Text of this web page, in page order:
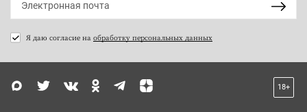
Я даю согласие на обработку персональных данных
18+